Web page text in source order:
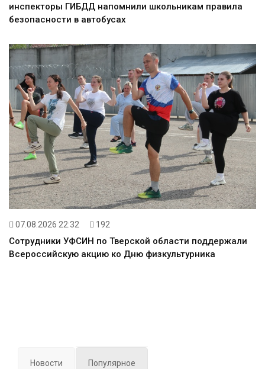
инспекторы ГИБДД напомнили школьникам правила
безопасности в автобусах
07.08.2026 22:32 192
Сотрудники УФСИН по Тверской области поддержали
Всероссийскую акцию ко Дню физкультурника
Новости Популярное